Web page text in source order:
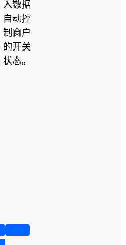
入数据
自动控
制窗户
的开关
状态。